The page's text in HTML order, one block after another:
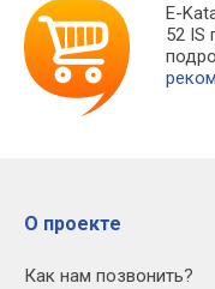
E-
52 IS
О проекте
Как нам позвонить?